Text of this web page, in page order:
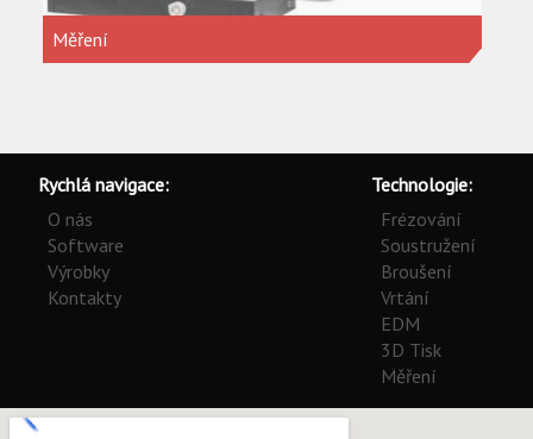
Měření
Rychlá navigace:
O nás
Software
Výrobky
Kontakty
Technologie:
Frézování
Soustružení
Broušení
Vrtání
EDM
3D Tisk
Měření